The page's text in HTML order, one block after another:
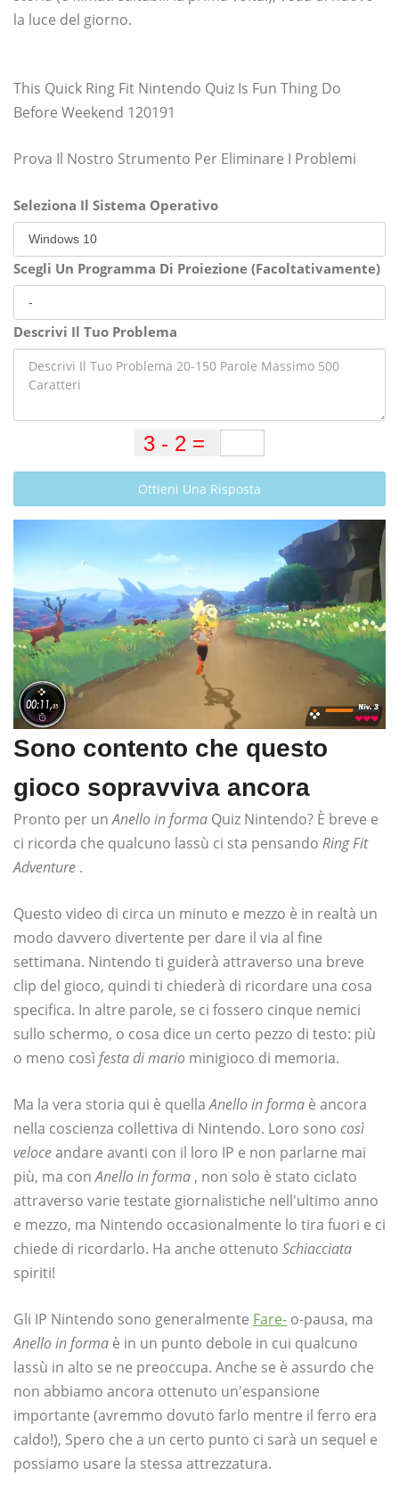
la luce del giorno.
This Quick Ring Fit Nintendo Quiz Is Fun Thing Do
Before Weekend 120191
Prova Il Nostro Strumento Per Eliminare I Problemi
Seleziona Il Sistema Operativo
Scegli Un Programma Di Proiezione (Facoltativamente)
Descrivi Il Tuo Problema
Ottieni Una Risposta
Sono contento che questo
gioco sopravviva ancora
Pronto per unAnello in forma Quiz Nintendo? È breve e
ci ricorda che qualcuno lassù ci sta pensando Ring Fit
Adventure .
Questo video di circa un minuto e mezzo è in realtà un
modo davvero divertente per dare il via al fine
settimana. Nintendo ti guiderà attraverso una breve
clip del gioco, quindi ti chiederà di ricordare una cosa
specifica. In altre parole, se ci fossero cinque nemici
sullo schermo, o cosa dice un certo pezzo di testo: più
o meno così festa di mario minigioco di memoria.
Ma la vera storia qui è quellaAnello in forma è ancora
nella coscienza collettiva di Nintendo. Loro sono così
veloceandare avanti con il loro IP e non parlarne mai
più, ma conAnello in forma , non solo è stato ciclato
attraverso varie testate giornalistiche nell'ultimo anno
e mezzo, ma Nintendo occasionalmente lo tira fuori e ci
chiede di ricordarlo. Ha anche ottenuto Schiacciata
spiriti!
Gli IP Nintendo sono generalmente Fare- o-pausa, ma
Anello in forma è in un punto debole in cui qualcuno
lassù in alto se ne preoccupa. Anche se è assurdo che
non abbiamo ancora ottenuto un'espansione
importante (avremmo dovuto farlo mentre il ferro era
caldo!), Spero che a un certo punto ci sarà un sequel e
possiamo usare la stessa attrezzatura.